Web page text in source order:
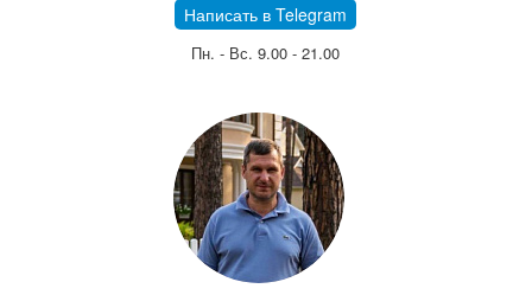
Написать в Telegram
Пн. - Вс. 9.00 - 21.00